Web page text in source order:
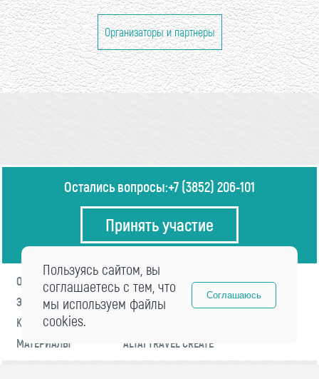
Организаторы и партнеры
Остались вопросы:+7 (3852) 206-101
Принять участие
О ФОРУМЕ
ПРОГРАММА
ЭКСПЕРТЫ
НОВОСТИ
КОНТАКТЫ
МАТЕРИАЛЫ
ALTAI TRAVEL CREATE
Пользуясь сайтом, вы
соглашаетесь с тем, что
мы используем файлы
cookies.
Соглашаюсь